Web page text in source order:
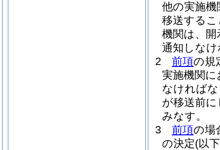
他の実施
移送する
機関は、
通知しな
2
前項の規
実施機関
なければ
が移送前
みなす。
3
前項の場
の決定(以